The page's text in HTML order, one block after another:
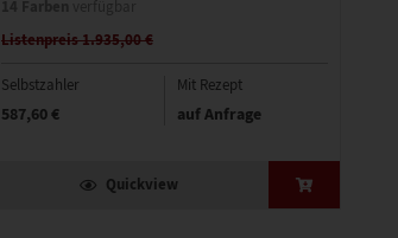
Listenpreis 1.935,00 €
Selbstzahler
587,60 €
Mit Rezept
auf Anfrage
Quickview